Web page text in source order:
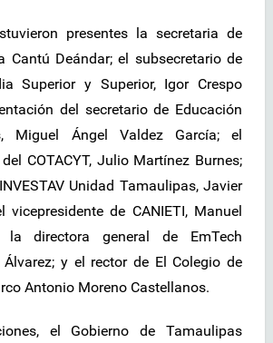
presentes la secretaria de
Cantú Deándar; el subsecretario de
Superior y Superior, Igor Crespo
del secretario de Educación
Miguel Ángel Valdez García; el
COTACYT, Julio Martínez Burnes;
Unidad Tamaulipas, Javier
vicepresidente de CANIETI, Manuel
la directora general de EmTech
Álvarez; y el rector de El Colegio de
Antonio Moreno Castellanos.
el Gobierno de Tamaulipas